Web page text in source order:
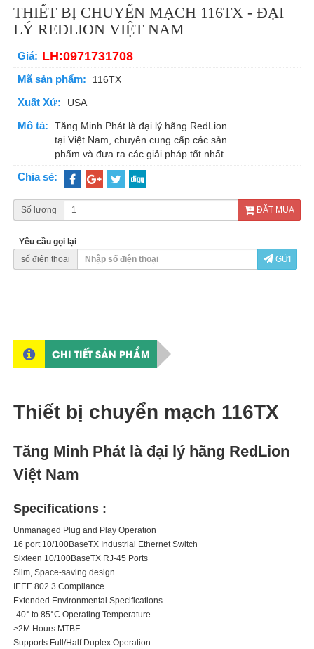
THIẾT BỊ CHUYỂN MẠCH 116TX - ĐẠI
LÝ REDLION VIỆT NAM
Giá: LH:0971731708
Mã sản phẩm: 116TX
Xuất Xứ: USA
Mô tả:
Tăng Minh Phát là đại lý hãng RedLion
tại Việt Nam, chuyên cung cấp các sản
phẩm và đưa ra các giải pháp tốt nhất
Chia sẻ:
Số lượng ĐẶT MUA
Yêu cầu gọi lại
số điện thoại
GỬI
CHI TIẾT SẢN PHẨM
Thiết bị chuyển mạch 116TX
Tăng Minh Phát là đại lý hãng RedLion
Việt Nam
Specifications :
Unmanaged Plug and Play Operation
16 port 10/100BaseTX Industrial Ethernet Switch
Sixteen 10/100BaseTX RJ-45 Ports
Slim, Space-saving design
IEEE 802.3 Compliance
Extended Environmental Specifications
-40° to 85°C Operating Temperature
>2M Hours MTBF
Supports Full/Half Duplex Operation